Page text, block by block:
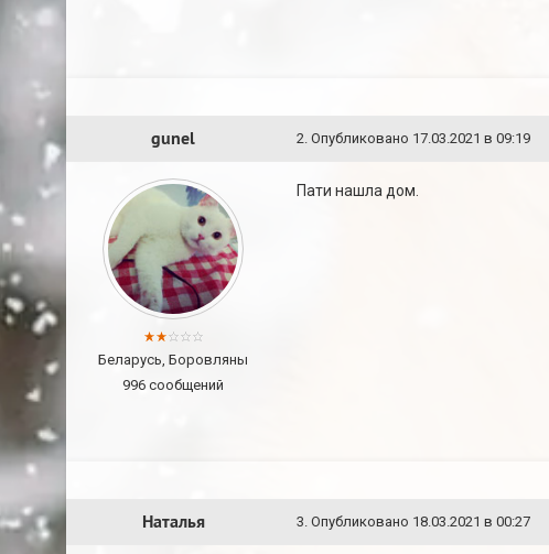
gunel 2. Опубликовано 17.03.2021 в 09:19
Беларусь, Боровляны
996 сообщений
Пати нашла дом.
Наталья 3. Опубликовано 18.03.2021 в 00:27